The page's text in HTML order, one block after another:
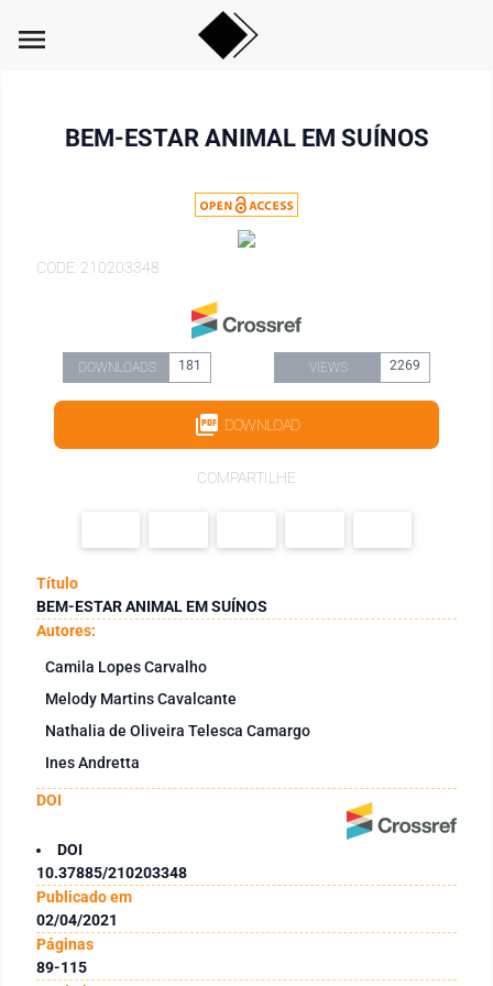
menu
BEM-ESTAR ANIMAL EM SUÍNOS
CODE: 210203348
DOWNLOADS 181 VIEWS 2269
DOWNLOAD
COMPARTILHE
Título
BEM-ESTAR ANIMAL EM SUÍNOS
Autores:
Camila Lopes Carvalho
Melody Martins Cavalcante
Nathalia de Oliveira Telesca Camargo
Ines Andretta
DOI
DOI
10.37885/210203348
Publicado em
02/04/2021
Páginas
89-115